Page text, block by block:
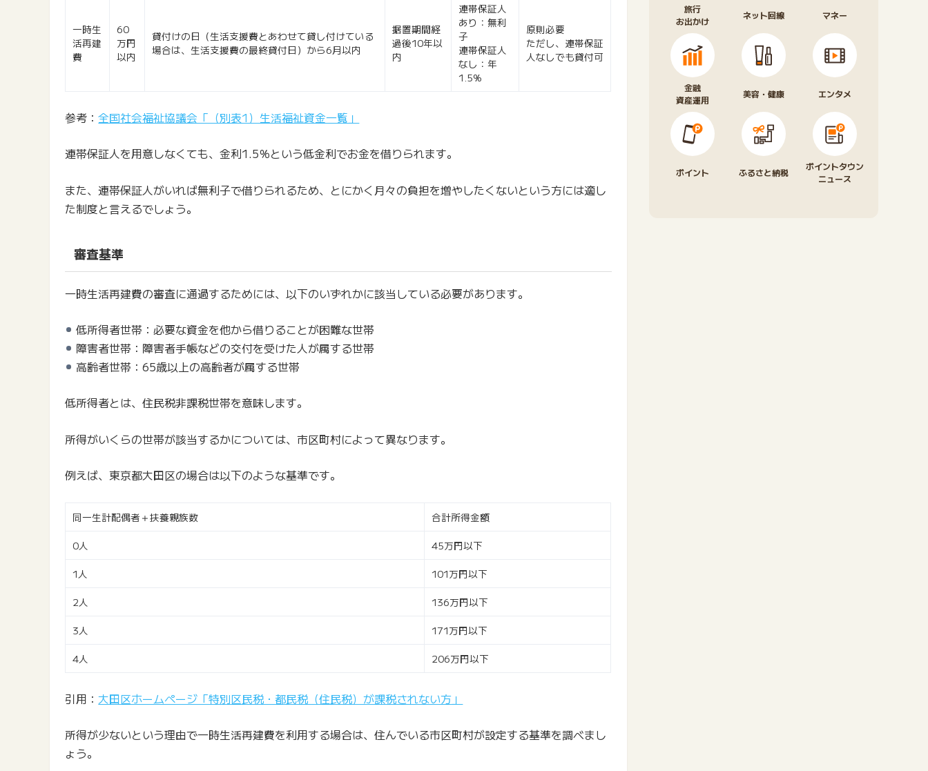
一時生
活再建
費
60
万円
以内
貸付けの日（生活支援費とあわせて貸し付けている
場合は、生活支援費の最終貸付日）から6月以内
据置期間経
過後10年以
内
連帯保証人
あり：無利
子
連帯保証人
なし：年
1.5%
原則必要
ただし、連帯保証
人なしでも貸付可
参考：全国社会福祉協議会「（別表1）生活福祉資金一覧」
連帯保証人を用意しなくても、金利1.5％という低金利でお金を借りられます。
また、連帯保証人がいれば無利子で借りられるため、とにかく月々の負担を増やしたくないという方には適し
た制度と言えるでしょう。
審査基準
一時生活再建費の審査に通過するためには、以下のいずれかに該当している必要があります。
低所得者世帯：必要な資金を他から借りることが困難な世帯
障害者世帯：障害者手帳などの交付を受けた人が属する世帯
高齢者世帯：65歳以上の高齢者が属する世帯
低所得者とは、住民税非課税世帯を意味します。
所得がいくらの世帯が該当するかについては、市区町村によって異なります。
例えば、東京都大田区の場合は以下のような基準です。
同一生計配偶者＋扶養親族数 合計所得金額
0人 45万円以下
1人 101万円以下
2人 136万円以下
3人 171万円以下
4人 206万円以下
引用：大田区ホームページ「特別区民税・都民税（住民税）が課税されない方」
所得が少ないという理由で一時生活再建費を利用する場合は、住んでいる市区町村が設定する基準を調べまし
ょう。
旅行
お出かけ
ネット回線 マネー
金融
資産運用
美容・健康 エンタメ
ポイント ふるさと納税
ポイントタウン
ニュース